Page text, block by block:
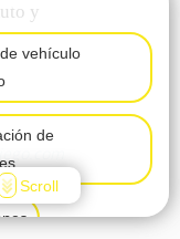
y
vehículo
de
Scroll